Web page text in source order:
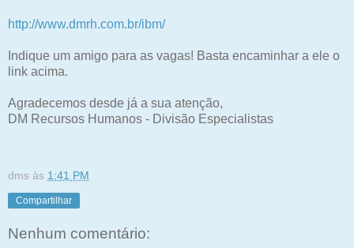
http://www.dmrh.com.br/ibm/
Indique um amigo para as vagas! Basta encaminhar a ele o
link acima.
Agradecemos desde já a sua atenção,
DM Recursos Humanos - Divisão Especialistas
dms às 1:41 PM
Compartilhar
Nenhum comentário: